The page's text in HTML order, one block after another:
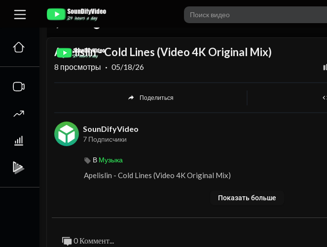
Apelislin - Cold Lines (Video 4K Original Mix)
8 просмотры · 05/18/26
Поделиться
SounDifyVideo
7 Подписчики
В Музыка
⁣Apelislin - Cold Lines (Video 4K Original Mix)
Показать больше
0 Коммент...